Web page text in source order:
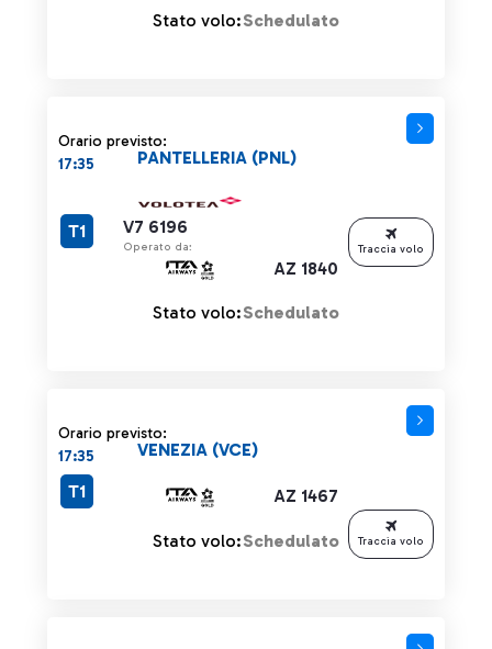
Stato volo:Schedulato
Orario previsto:
17:35
V7 6196
Operato da:
AZ 1840
PANTELLERIA (PNL)
T1
Stato volo:Schedulato
Traccia volo
Orario previsto:
17:35
AZ 1467
VENEZIA (VCE)
T1
Stato volo:Schedulato Traccia volo